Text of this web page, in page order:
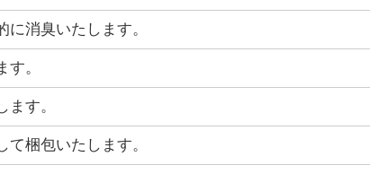
消臭いたします。
。
す。
梱包いたします。